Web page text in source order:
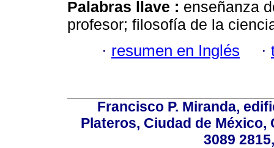
Palabras llave : enseñanza
profesor; filosofía de la
· resumen en Inglés ·
Francisco P. Miranda,
Plateros, Ciudad de México,
3089